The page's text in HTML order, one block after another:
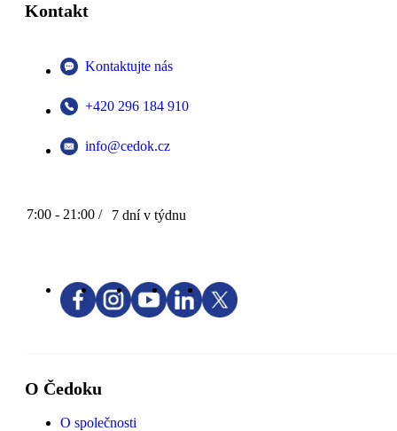
Kontakt
Kontaktujte nás
+420 296 184 910
info@cedok.cz
7:00 - 21:00 / 7 dní v týdnu
O Čedoku
O společnosti